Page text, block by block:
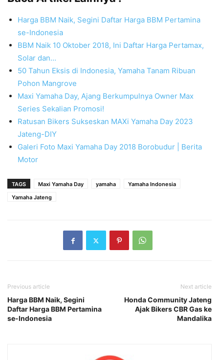
Harga BBM Naik, Segini Daftar Harga BBM Pertamina
se-Indonesia
BBM Naik 10 Oktober 2018, Ini Daftar Harga Pertamax,
Solar dan…
50 Tahun Eksis di Indonesia, Yamaha Tanam Ribuan
Pohon Mangrove
Maxi Yamaha Day, Ajang Berkumpulnya Owner Max
Series Sekalian Promosi!
Ratusan Bikers Sukseskan MAXi Yamaha Day 2023
Jateng-DIY
Galeri Foto Maxi Yamaha Day 2018 Borobudur | Berita
Motor
TAGS Maxi Yamaha Day yamaha
Yamaha Indonesia
Yamaha Jateng
Previous article
Harga BBM Naik, Segini
Daftar Harga BBM Pertamina
se-Indonesia
Next article
Honda Community Jateng
Ajak Bikers CBR Gas ke
Mandalika